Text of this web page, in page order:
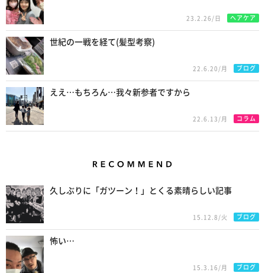
23.2.26/日 ヘアケア
世紀の一戦を経て(髪型考察)
22.6.20/月 ブログ
ええ…もちろん…我々新参者ですから
22.6.13/月 コラム
久しぶりに「ガツーン！」とくる素晴らしい記事
15.12.8/火 ブログ
怖い…
15.3.16/月 ブログ